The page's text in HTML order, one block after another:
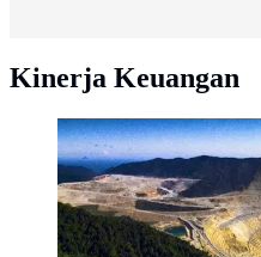
Kinerja Keuangan